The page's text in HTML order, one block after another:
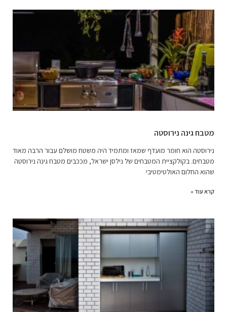
מטבח גינה נירוסטה
נירוסטה הוא חומר מועדף שמאז ומתמיד היה משטח מושלם עבור הרבה מאוד
מטבחים. בקולקציית המטבחים של נילסן ישראל, מככבים מטבח גינה נירוסטה
שהוא החלום האולטימטיבי
קרא עוד »